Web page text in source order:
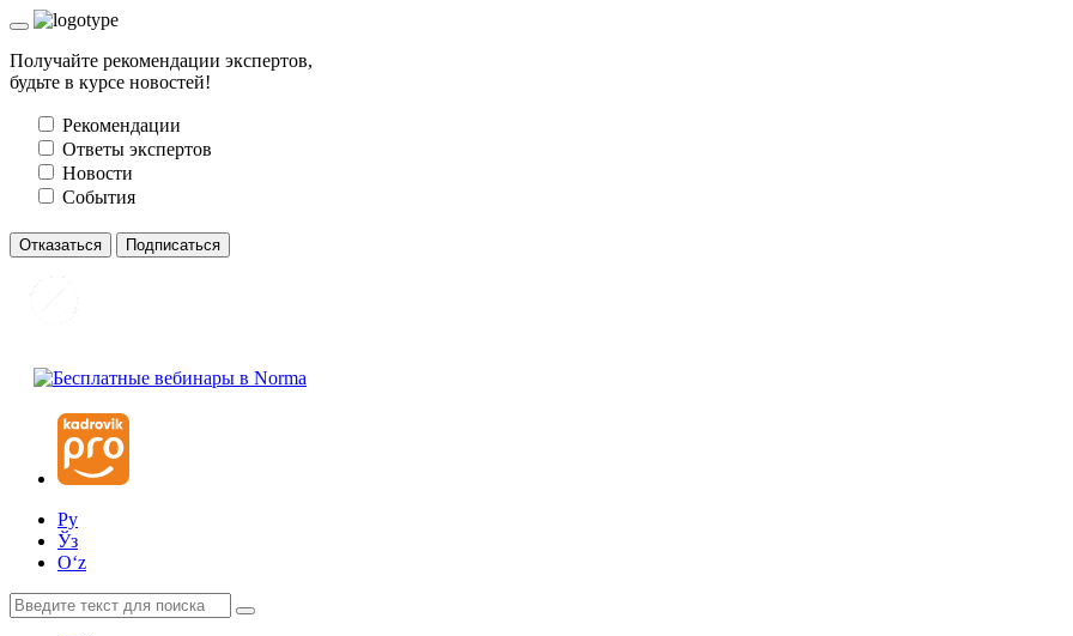
Получайте рекомендации экспертов,
будьте в курсе новостей!
Рекомендации
Ответы экспертов
Новости
События
Отказаться Подписаться
Ру
Ўз
Oʻz